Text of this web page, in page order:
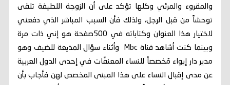
والمقروء والمرئي وكلها تؤكد على أن الزوجة اللطيفة تلقى
توحشاً من قبل الرجل، ولذلك فأن السبب المباشر الذي دفعني
لاختيار هذا العنوان وكتاباته في 500صفحة هو إني ذات مرة
وبينما كنت أشاهد قناة Mbc وأثناء سؤال المذيعة للضيف وهو
مدير دار إيواء مُخصصاً للنساء المعنفّات في إحدى الدول العربية
عن مدى إقبال النساء على هذا المبنى المخصص لهن فأجاب بأن